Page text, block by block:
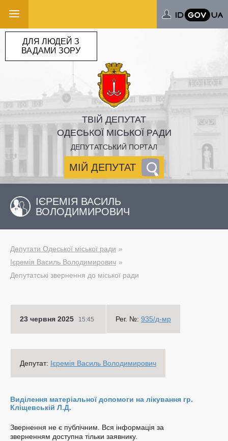
ТВІЙ ДЕПУТАТ
ОДЕСЬКОЇ МІСЬКОЇ РАДИ
ДЕПУТАТСЬКИЙ ПОРТАЛ
МІЙ ДЕПУТАТ
ДЛЯ ЛЮДЕЙ З
ВАДАМИ ЗОРУ
ІЄРЕМІЯ ВАСИЛЬ
ВОЛОДИМИРОВИЧ
Депутати Одеської міської ради
Ієремія Василь Володимирович
Депутатські звернення до міської ради
23 червня 2025 15:45 Рег. №: 935/д-мр
Депутат: Ієремія Василь Володимирович
Виділення матеріальної допомоги на лікування гр.
Кліщевській Л.Д.
Звернення не є публічним. Вся інформація за
зверненням доступна тільки заявнику.